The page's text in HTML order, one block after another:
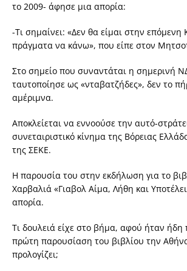
το 2009- άφησε μια απορία:
-Τι σημαίνει: «Δεν θα είμαι στην
πράγματα να κάνω», που είπε στον
Στο σημείο που συναντάται η σημερινή
ταυτοποίησε ως «νταβατζήδες», δεν το
αμέριμνα.
Αποκλείεται να εννοούσε την αυτό-
συνεταιριστικό κίνημα της Βόρειας
της ΣΕΚΕ.
Η παρουσία του στην εκδήλωση για το
Χαρβαλιά «Γιαβολ Αίμα, Λήθη και
απορία.
Τι δουλειά είχε στο βήμα, αφού ήταν
πρώτη παρουσίαση του βιβλίου την
προλογίζει;